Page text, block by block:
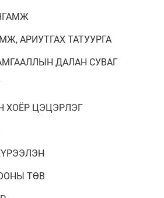
АРИУТГАХ ТАТУУРГА
ДАЛАН СУВАГ
ХОЁР ЦЭЦЭРЛЭГ
ТӨВ